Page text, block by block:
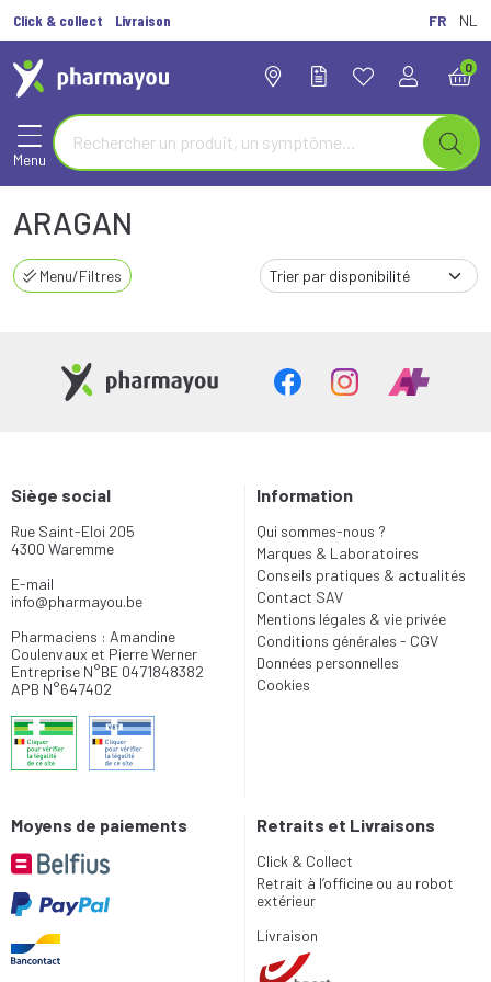
Click & collect Livraison FR NL
0
Menu
ARAGAN
Menu/Filtres
Siège social
Rue Saint-Eloi 205
4300 Waremme
E-mail
info@pharmayou.be
Pharmaciens : Amandine
Coulenvaux et Pierre Werner
Entreprise N°BE 0471848382
APB N°647402
Information
Qui sommes-nous ?
Marques & Laboratoires
Conseils pratiques & actualités
Contact SAV
Mentions légales & vie privée
Conditions générales - CGV
Données personnelles
Cookies
Moyens de paiements Retraits et Livraisons
Click & Collect
Retrait à l’officine ou au robot
extérieur
Livraison